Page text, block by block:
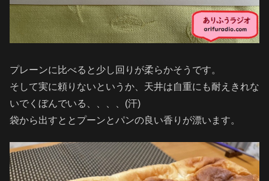
プレーンに比べると少し回りが柔らかそうです。
そして実に頼りないというか、天井は自重にも耐えきれな
いでくぼんでいる、、、、(汗)
袋から出すととプーンとパンの良い香りが漂います。